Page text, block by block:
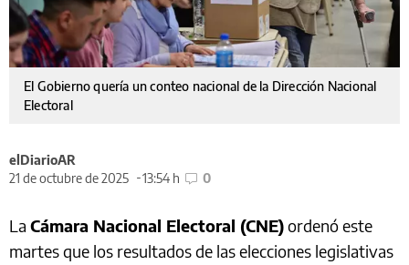
El Gobierno quería un conteo nacional de la Dirección Nacional
Electoral
elDiarioAR
21 de octubre de 2025
13:54 h 0
La Cámara Nacional Electoral (CNE)ordenó este
martes que los resultados de las elecciones legislativas